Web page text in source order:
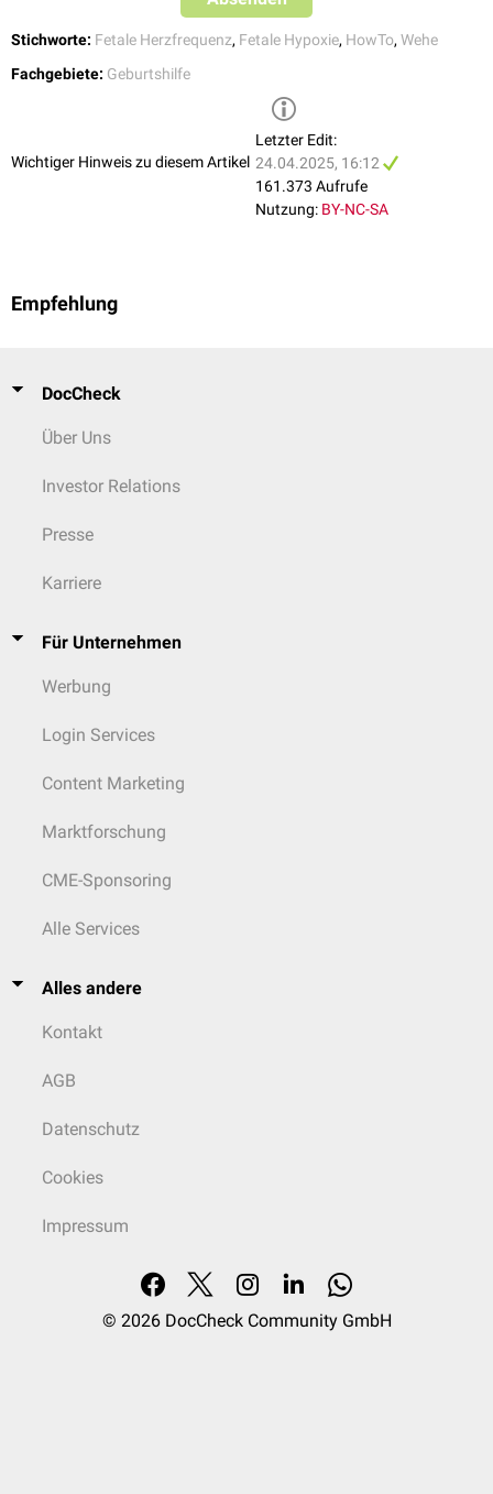
Stichworte: Fetale Herzfrequenz, Fetale Hypoxie, HowTo, Wehe
Fachgebiete: Geburtshilfe
Wichtiger Hinweis zu diesem Artikel
Letzter Edit:
24.04.2025, 16:12
161.373 Aufrufe
Nutzung: BY-NC-SA
Empfehlung
DocCheck
Über Uns
Investor Relations
Presse
Karriere
Für Unternehmen
Werbung
Login Services
Content Marketing
Marktforschung
CME-Sponsoring
Alle Services
Alles andere
Kontakt
AGB
Datenschutz
Cookies
Impressum
© 2026 DocCheck Community GmbH